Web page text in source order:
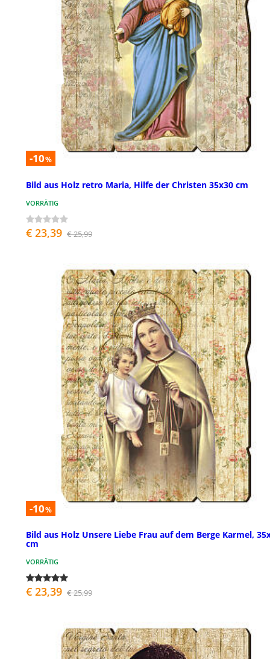
-10%
Bild aus Holz retro Maria, Hilfe der Christen 35x30 cm
VORRÄTIG
€ 23,39 € 25,99
-10%
Bild aus Holz Unsere Liebe Frau auf dem Berge Karmel,
cm
VORRÄTIG
€ 23,39 € 25,99